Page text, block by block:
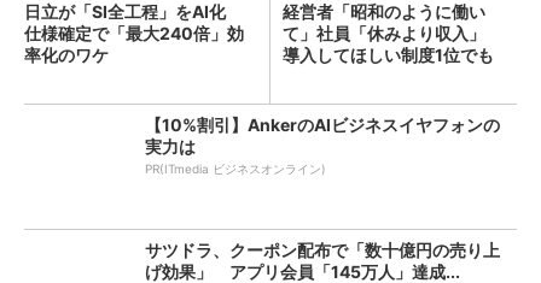
日立が「SI全工程」をAI化
仕様確定で「最大240倍」効
率化のワケ
経営者「昭和のように働い
て」社員「休みより収入」
導入してほしい制度1位でも
【10%割引】AnkerのAIビジネスイヤフォンの
実力は
PR(ITmedia ビジネスオンライン)
サツドラ、クーポン配布で「数十億円の売り上
げ効果」 アプリ会員「145万人」達成...